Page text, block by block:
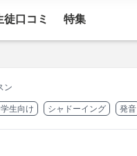
徒口コミ 特集
ン
生向け シャドーイング 発音